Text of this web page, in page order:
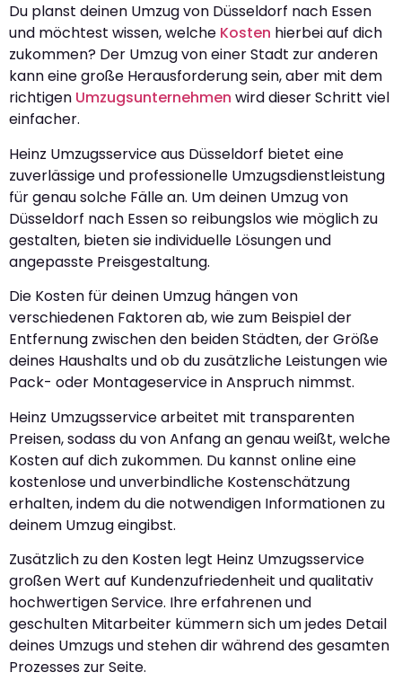
Du planst deinen Umzug von Düsseldorf nach Essen
und möchtest wissen, welche Kosten hierbei auf dich
zukommen? Der Umzug von einer Stadt zur anderen
kann eine große Herausforderung sein, aber mit dem
richtigen Umzugsunternehmen wird dieser Schritt viel
einfacher.
Heinz Umzugsservice aus Düsseldorf bietet eine
zuverlässige und professionelle Umzugsdienstleistung
für genau solche Fälle an. Um deinen Umzug von
Düsseldorf nach Essen so reibungslos wie möglich zu
gestalten, bieten sie individuelle Lösungen und
angepasste Preisgestaltung.
Die Kosten für deinen Umzug hängen von
verschiedenen Faktoren ab, wie zum Beispiel der
Entfernung zwischen den beiden Städten, der Größe
deines Haushalts und ob du zusätzliche Leistungen wie
Pack- oder Montageservice in Anspruch nimmst.
Heinz Umzugsservice arbeitet mit transparenten
Preisen, sodass du von Anfang an genau weißt, welche
Kosten auf dich zukommen. Du kannst online eine
kostenlose und unverbindliche Kostenschätzung
erhalten, indem du die notwendigen Informationen zu
deinem Umzug eingibst.
Zusätzlich zu den Kosten legt Heinz Umzugsservice
großen Wert auf Kundenzufriedenheit und qualitativ
hochwertigen Service. Ihre erfahrenen und
geschulten Mitarbeiter kümmern sich um jedes Detail
deines Umzugs und stehen dir während des gesamten
Prozesses zur Seite.